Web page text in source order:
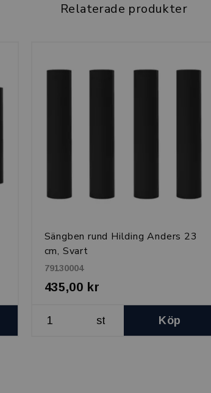
Relaterade produkter
Sängben rund Hilding Anders 23
cm, Svart
79130004
435,00 kr
st Köp